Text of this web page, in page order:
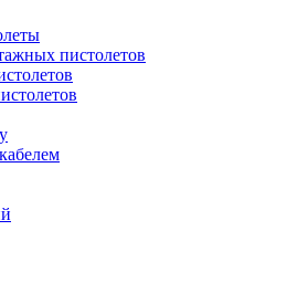
пистолетов